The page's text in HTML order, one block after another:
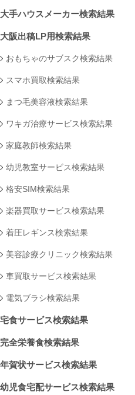
大手ハウスメーカー検索結果
大阪出稿LP用検索結果
おもちゃのサブスク検索結果
スマホ買取検索結果
まつ毛美容液検索結果
ワキガ治療サービス検索結果
家庭教師検索結果
幼児教室サービス検索結果
格安SIM検索結果
楽器買取サービス検索結果
着圧レギンス検索結果
美容診療クリニック検索結果
車買取サービス検索結果
電気ブラシ検索結果
宅食サービス検索結果
完全栄養食検索結果
年賀状サービス検索結果
幼児食宅配サービス検索結果